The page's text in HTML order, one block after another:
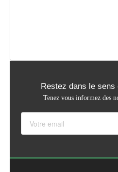
Restez dans le
Tenez vous informez des